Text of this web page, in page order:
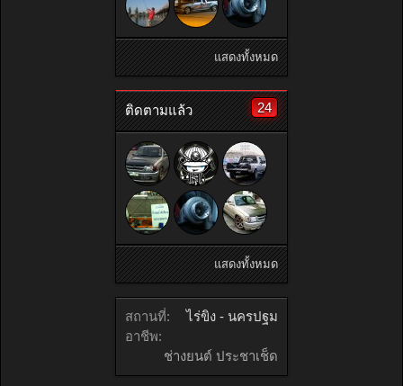
แสดงทั้งหมด
ติดตามแล้ว 24
แสดงทั้งหมด
สถานที่:
ไร่ขิง - นครปฐม
อาชีพ:
ช่างยนต์ ประชาเช็ด